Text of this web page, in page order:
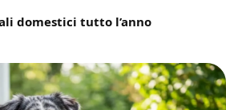
domestici tutto l’anno